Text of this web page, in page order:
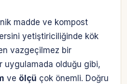
madde ve kompost
yetiştiriciliğinde kök
vazgeçilmez bir
uygulamada olduğu gibi,
ve ölçü çok önemli. Doğru